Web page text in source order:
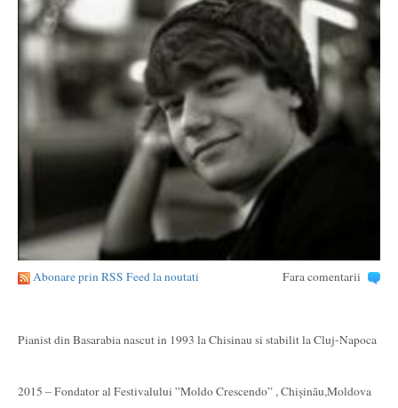
Abonare prin RSS Feed la noutati Fara comentarii
Pianist din Basarabia nascut in 1993 la Chisinau si stabilit la Cluj-Napoca
2015 – Fondator al Festivalului ”Moldo Crescendo” , Chișinău,Moldova